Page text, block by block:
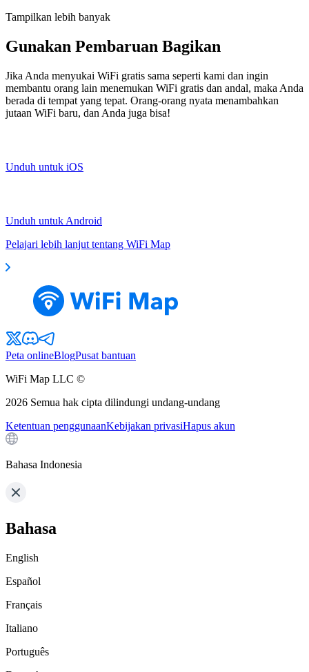
Tampilkan lebih banyak
Gunakan Pembaruan Bagikan
Jika Anda menyukai WiFi gratis sama seperti kami dan ingin
membantu orang lain menemukan WiFi gratis dan andal, maka Anda
berada di tempat yang tepat. Orang-orang nyata menambahkan
jutaan WiFi baru, dan Anda juga bisa!
Unduh untuk iOS
Unduh untuk Android
Pelajari lebih lanjut tentang WiFi Map
Peta onlineBlogPusat bantuan
WiFi Map LLC ©
2026 Semua hak cipta dilindungi undang-undang
Ketentuan penggunaanKebijakan privasiHapus akun
Bahasa Indonesia
Bahasa
English
Español
Français
Italiano
Português